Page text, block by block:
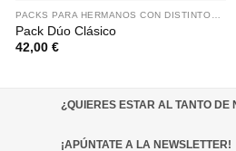
PACKS PARA HERMANOS CON DISTINTOS NOMBRES
Pack Dúo Clásico
42,00€
¿QUIERES ESTAR AL TANTO
¡APÚNTATE A LA